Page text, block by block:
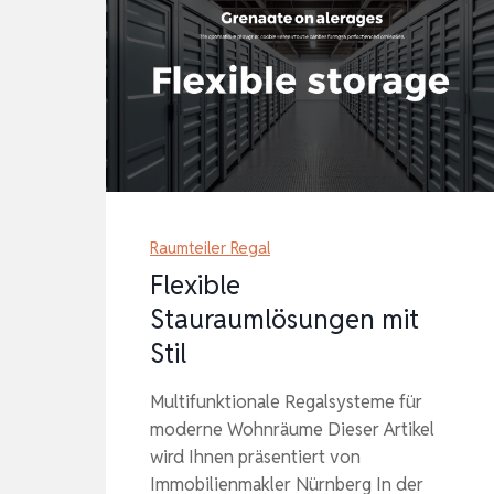
Raumteiler Regal
Flexible
Stauraumlösungen mit
Stil
Multifunktionale Regalsysteme für
moderne Wohnräume Dieser Artikel
wird Ihnen präsentiert von
Immobilienmakler Nürnberg In der